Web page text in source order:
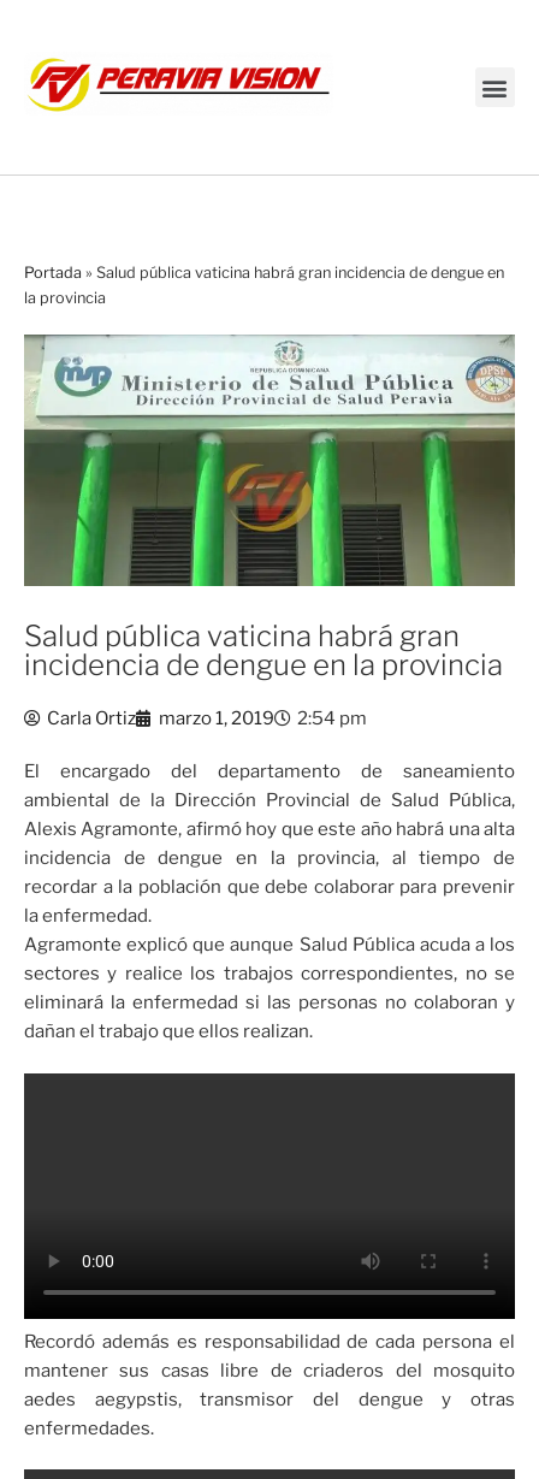
Portada » Salud pública vaticina habrá gran incidencia de dengue en
la provincia
Salud pública vaticina habrá gran
incidencia de dengue en la provincia
Carla Ortiz marzo 1, 2019 2:54 pm
El encargado del departamento de saneamiento
ambiental de la Dirección Provincial de Salud Pública,
Alexis Agramonte, afirmó hoy que este año habrá una alta
incidencia de dengue en la provincia, al tiempo de
recordar a la población que debe colaborar para prevenir
la enfermedad.
Agramonte explicó que aunque Salud Pública acuda a los
sectores y realice los trabajos correspondientes, no se
eliminará la enfermedad si las personas no colaboran y
dañan el trabajo que ellos realizan.
Recordó además es responsabilidad de cada persona el
mantener sus casas libre de criaderos del mosquito
aedes aegypstis, transmisor del dengue y otras
enfermedades.